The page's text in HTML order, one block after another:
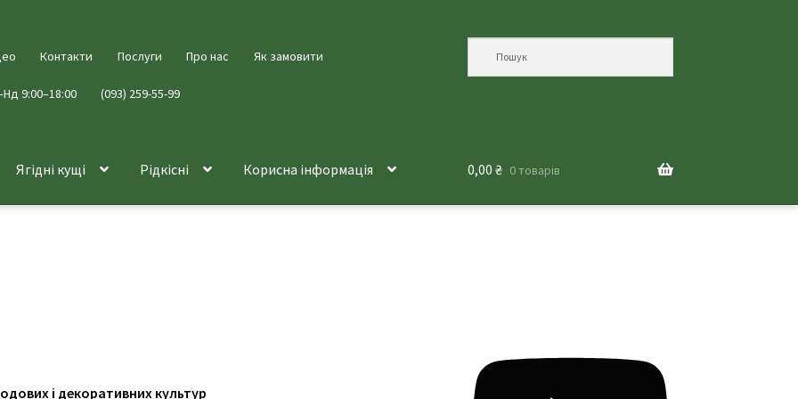
Контакти Послуги Про нас Як замовити
9:00–18:00 (093) 259-55-99
Ягідні кущі Рідкісні Корисна інформація 0,00 ₴ 0 товарів
і декоративних культур